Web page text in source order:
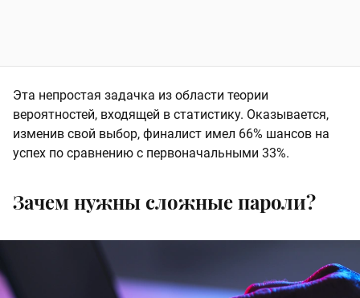
Эта непростая задачка из области теории
вероятностей, входящей в статистику. Оказывается,
изменив свой выбор, финалист имел 66% шансов на
успех по сравнению с первоначальными 33%.
Зачем нужны сложные пароли?